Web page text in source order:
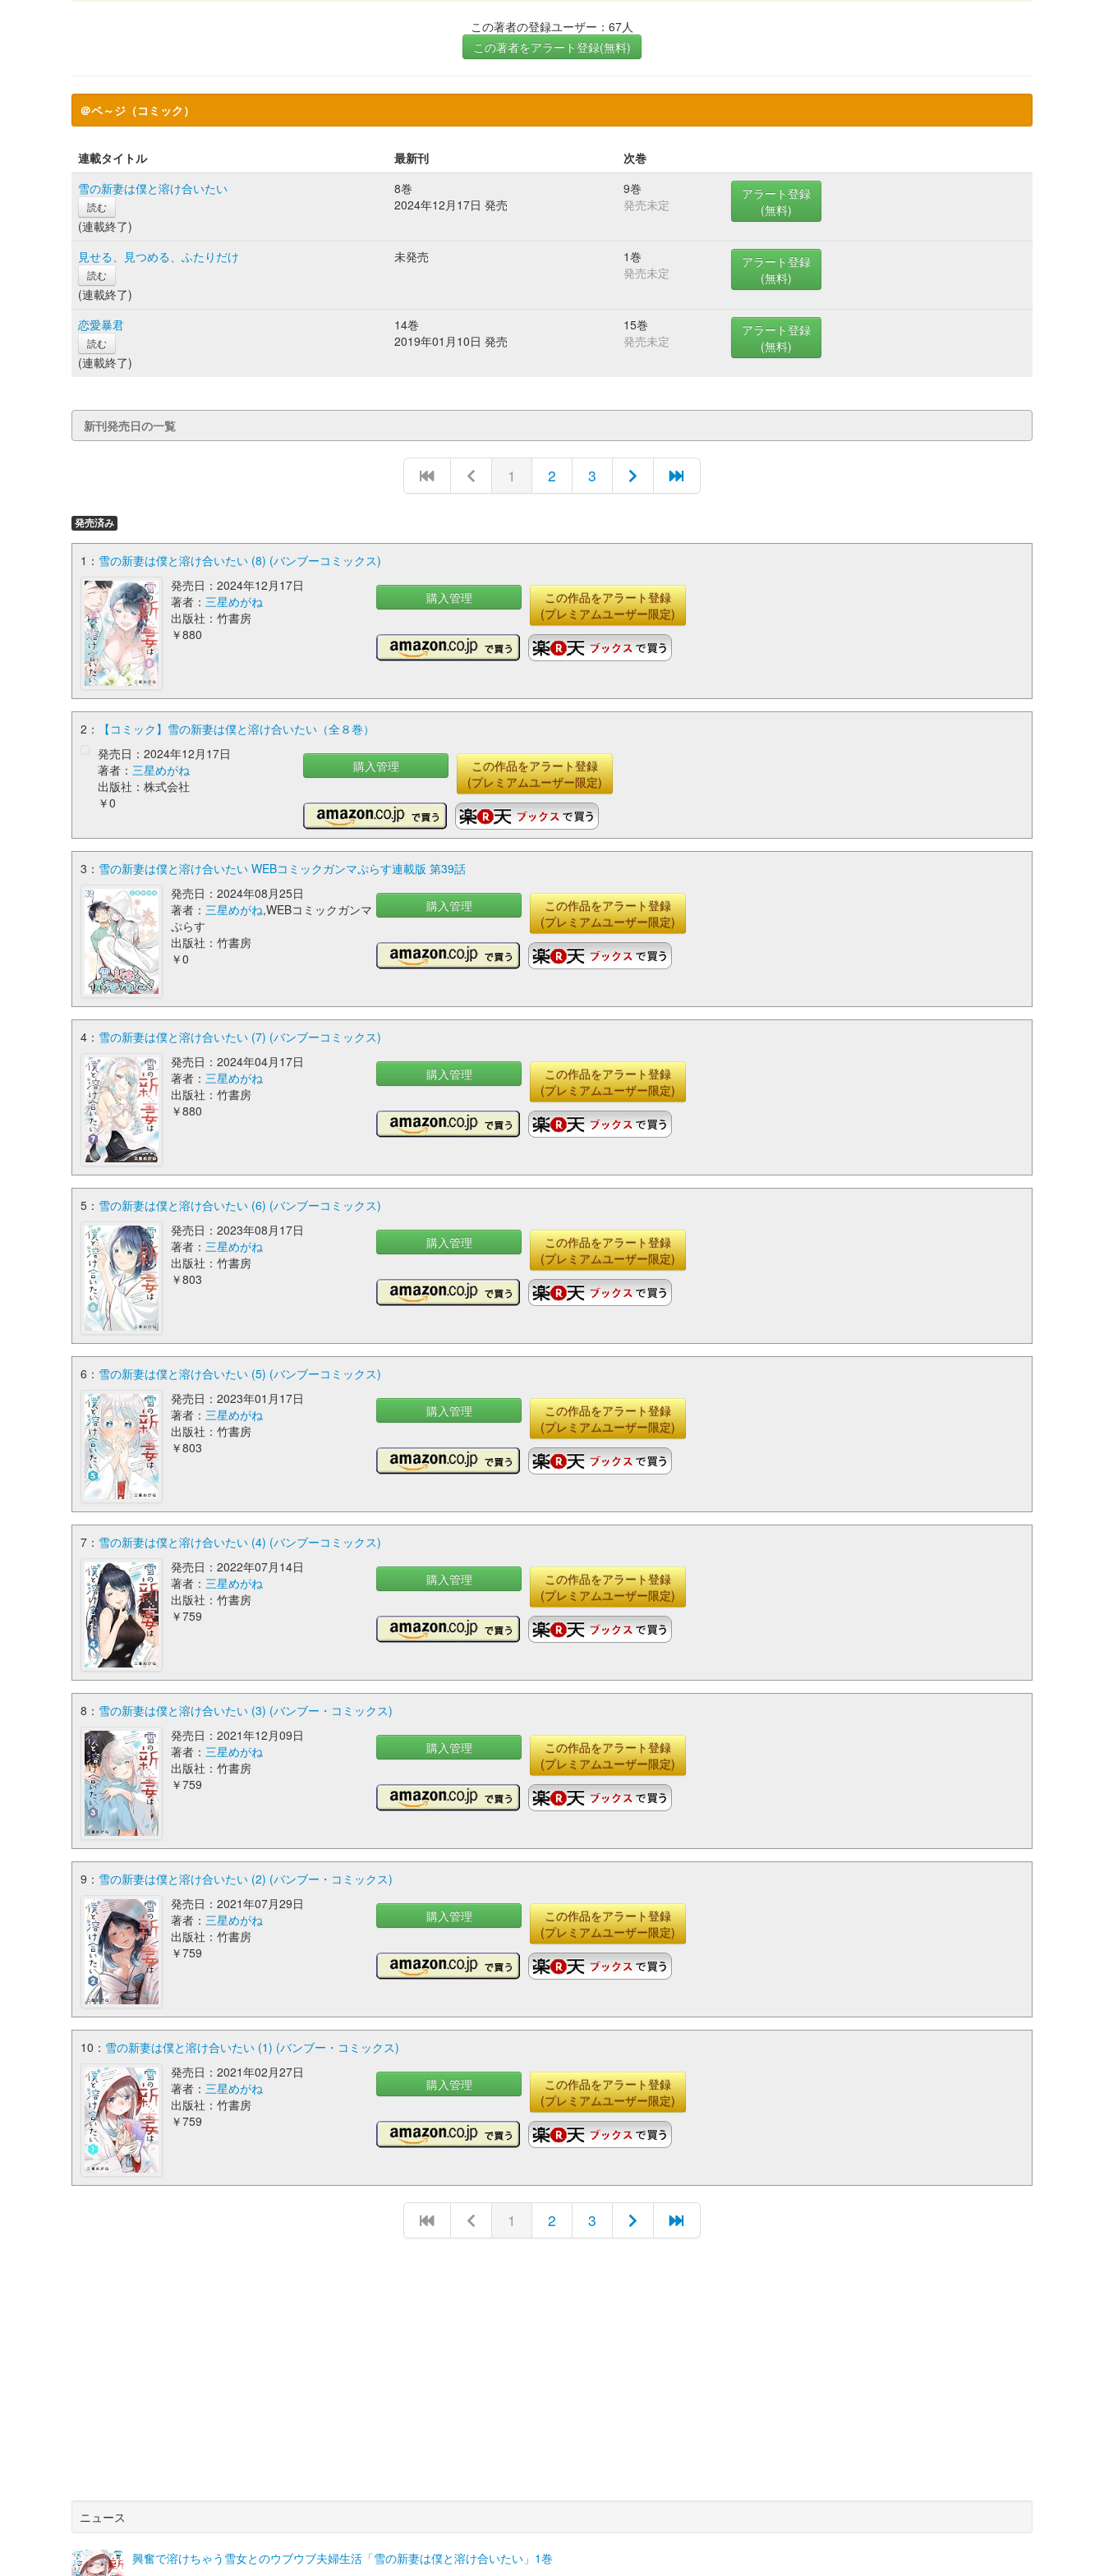
この著者の登録ユーザー：67人
この著者をアラート登録(無料)
＠ペ～ジ（コミック）
連載タイトル 最新刊
次巻
雪の新妻は僕と溶け合いたい
読む
(連載終了)
8巻
2024年12月17日 発売
9巻
発売未定
アラート登録
(無料)
見せる、見つめる、ふたりだけ
読む
(連載終了)
未発売
1巻
発売未定
アラート登録
(無料)
恋愛暴君
読む
(連載終了)
14巻
2019年01月10日 発売
15巻
発売未定
アラート登録
(無料)
新刊発売日の一覧
1 2 3
発売済み
1： 雪の新妻は僕と溶け合いたい (8) (バンブーコミックス)
発売日：2024年12月17日
著者：三星めがね
出版社：竹書房
￥880
購入管理
この作品をアラート登録
(プレミアムユーザー限定)
2：
【コミック】雪の新妻は僕と溶け合いたい（全８巻）
発売日：2024年12月17日
著者： 三星めがね
出版社：株式会社
￥0
購入管理
この作品をアラート登録
(プレミアムユーザー限定)
3： 雪の新妻は僕と溶け合いたい WEBコミックガンマぷらす連載版 第39話
発売日：2024年08月25日
著者：三星めがね,WEBコミックガンマ
ぷらす
出版社：竹書房
￥0
購入管理
この作品をアラート登録
(プレミアムユーザー限定)
4： 雪の新妻は僕と溶け合いたい (7) (バンブーコミックス)
発売日：2024年04月17日
著者：三星めがね
出版社：竹書房
￥880
購入管理
この作品をアラート登録
(プレミアムユーザー限定)
5： 雪の新妻は僕と溶け合いたい (6) (バンブーコミックス)
発売日：2023年08月17日
著者：三星めがね
出版社：竹書房
￥803
購入管理
この作品をアラート登録
(プレミアムユーザー限定)
6： 雪の新妻は僕と溶け合いたい (5) (バンブーコミックス)
発売日：2023年01月17日
著者：三星めがね
出版社：竹書房
￥803
購入管理
この作品をアラート登録
(プレミアムユーザー限定)
7： 雪の新妻は僕と溶け合いたい (4) (バンブーコミックス)
発売日：2022年07月14日
著者：三星めがね
出版社：竹書房
￥759
購入管理
この作品をアラート登録
(プレミアムユーザー限定)
8： 雪の新妻は僕と溶け合いたい (3) (バンブー・コミックス)
発売日：2021年12月09日
著者：三星めがね
出版社：竹書房
￥759
購入管理
この作品をアラート登録
(プレミアムユーザー限定)
9： 雪の新妻は僕と溶け合いたい (2) (バンブー・コミックス)
発売日：2021年07月29日
著者：三星めがね
出版社：竹書房
￥759
購入管理
この作品をアラート登録
(プレミアムユーザー限定)
10： 雪の新妻は僕と溶け合いたい (1) (バンブー・コミックス)
発売日：2021年02月27日
著者：三星めがね
出版社：竹書房
￥759
購入管理
この作品をアラート登録
(プレミアムユーザー限定)
1 2 3
ニュース
興奮で溶けちゃう雪女とのウブウブ夫婦生活「雪の新妻は僕と溶け合いたい」1巻